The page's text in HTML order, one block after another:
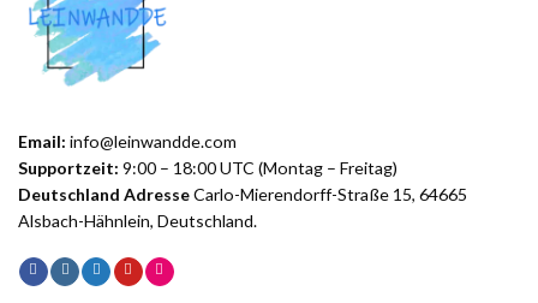
Email: info@leinwandde.com
Supportzeit: 9:00 – 18:00 UTC (Montag – Freitag)
Deutschland AdresseCarlo-Mierendorff-Straße 15, 64665
Alsbach-Hähnlein, Deutschland.